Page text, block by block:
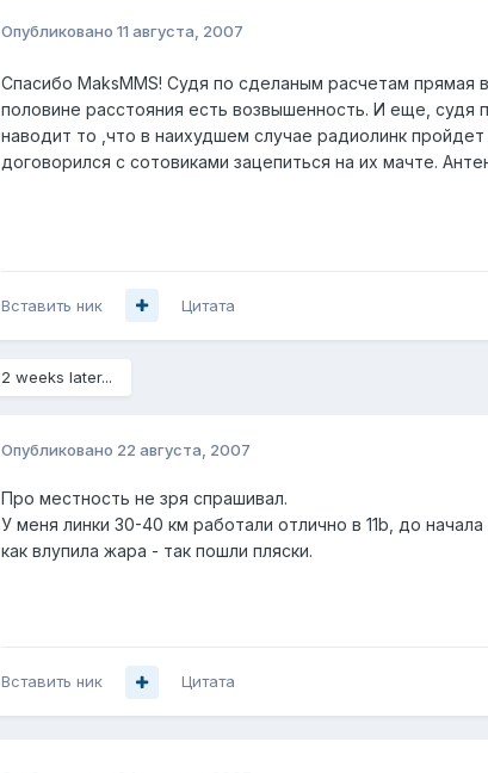
Опубликовано 11 августа, 2007
Спасибо MaksMMS! Судя по сделаным расчетам
половине расстояния есть возвышенность. И еще,
наводит то ,что в наихудшем случае радиолинк
договорился с сотовиками зацепиться на их мачте.
Вставить ник Цитата
2 weeks later...
Опубликовано 22 августа, 2007
Про местность не зря спрашивал.
У меня линки 30-40 км работали отлично в 11b, до начала
как влупила жара - так пошли пляски.
Вставить ник Цитата